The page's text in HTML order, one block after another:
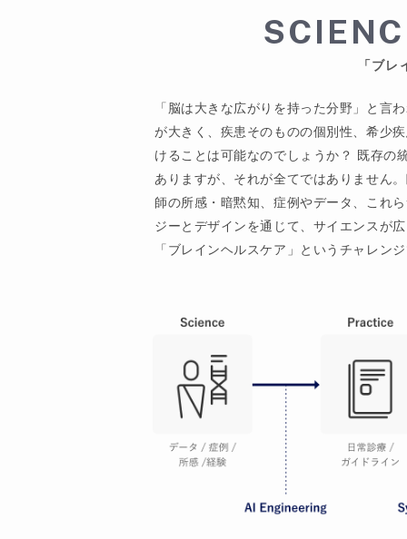
「ブ
「脳は大きな広がりを持った分野」と言
が大きく、疾患そのものの個別性、希少
けることは可能なのでしょうか？ 既存の
ありますが、それが全てではありません
師の所感・暗黙知、症例やデータ、これ
ジーとデザインを通じて、サイエンスが
「ブレインヘルスケア」というチャレン